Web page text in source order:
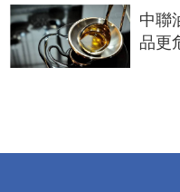
中聯
品更